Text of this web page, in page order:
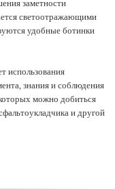
заметности
светоотражающими
удобные ботинки
использования
знания и соблюдения
можно добиться
и другой